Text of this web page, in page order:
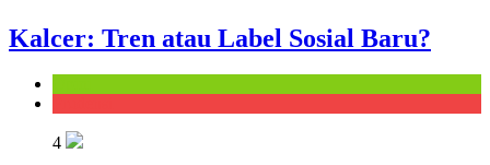
Kalcer: Tren atau Label Sosial Baru?
4